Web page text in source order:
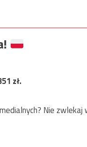
zł.
Nie zwlekaj